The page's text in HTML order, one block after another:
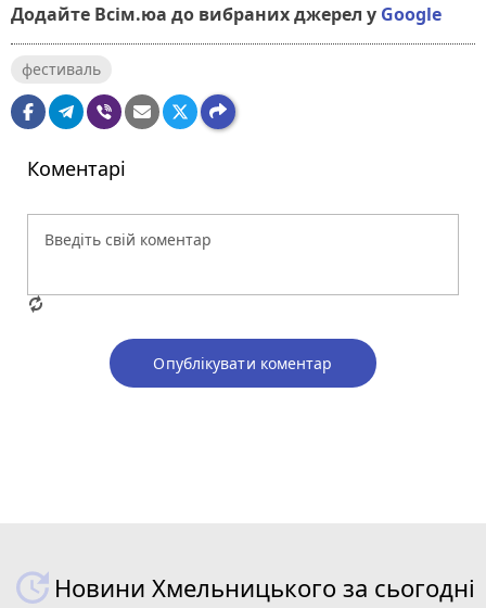
Додайте Всім.юа до вибраних джерел у Google
фестиваль
Коментарі
Опублікувати коментар
Новини Хмельницького за сьогодні